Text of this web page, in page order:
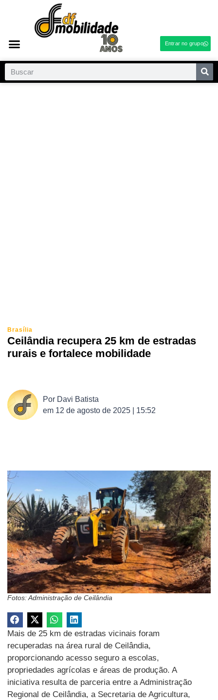
Entrar no grupo
Brasília
Ceilândia recupera 25 km de estradas
rurais e fortalece mobilidade
Por Davi Batista
em 12 de agosto de 2025 | 15:52
Fotos: Administração de Ceilândia
Mais de 25 km de estradas vicinais foram
recuperadas na área rural de Ceilândia,
proporcionando acesso seguro a escolas,
propriedades agrícolas e áreas de produção. A
iniciativa resulta de parceria entre a Administração
Regional de Ceilândia, a Secretaria de Agricultura,